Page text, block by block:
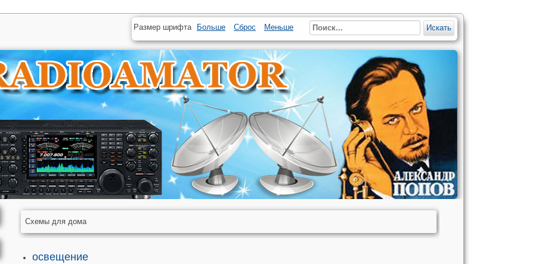
Размер шрифта Больше Сброс Меньше Искать
Схемы для дома
освещение